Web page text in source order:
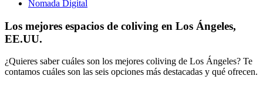
Nomada Digital
Los mejores espacios de coliving en Los Ángeles,
EE.UU.
¿Quieres saber cuáles son los mejores coliving de Los Ángeles? Te
contamos cuáles son las seis opciones más destacadas y qué ofrecen.